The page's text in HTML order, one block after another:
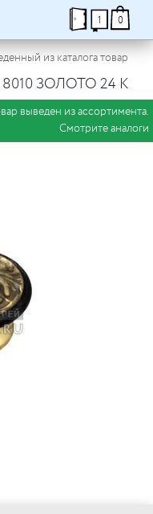
1 0
из каталога товар
8010 ЗОЛОТО 24 К
выведен из ассортимента.
Смотрите аналоги